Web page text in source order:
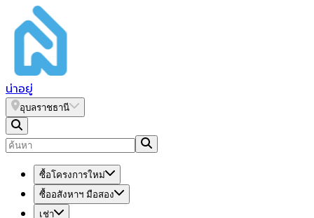
น่าอยู่
อุบลราชธานี
ซื้อโครงการใหม่
ซื้ออสังหาฯ มือสอง
เช่า